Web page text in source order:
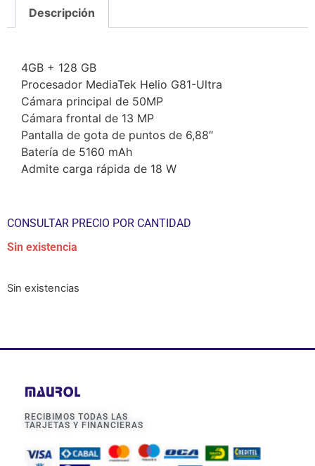
Descripción
4GB + 128 GB
Procesador MediaTek Helio G81-Ultra
Cámara principal de 50MP
Cámara frontal de 13 MP
Pantalla de gota de puntos de 6,88″
Batería de 5160 mAh
Admite carga rápida de 18 W
CONSULTAR PRECIO POR CANTIDAD
Sin existencia
Sin existencias
RECIBIMOS TODAS LAS
TARJETAS Y FINANCIERAS